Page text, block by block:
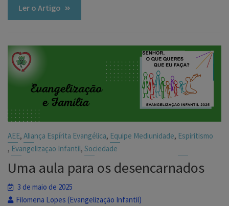
Ler o Artigo
AEE,Aliança Espírita Evangélica, Equipe Mediunidade, Espiritismo
, Evangelizaçao Infantil,Sociedade
Uma aula para os desencarnados
3 de maio de 2025
Filomena Lopes (Evangelização Infantil)